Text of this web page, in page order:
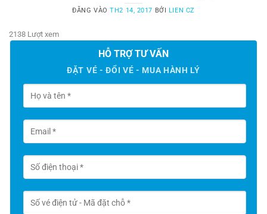
ĐĂNG VÀOTH2 14, 2017 BỞI LIEN CZ
2138 Lượt xem
HỖ TRỢ TƯ VẤN
ĐẶT VÉ - ĐỔI VÉ - MUA HÀNH LÝ